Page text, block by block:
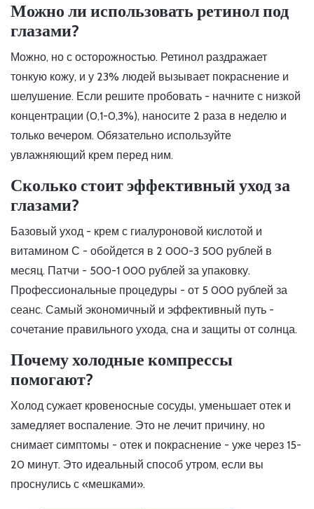
Можно ли использовать ретинол под
глазами?
Можно, но с осторожностью. Ретинол раздражает
тонкую кожу, и у 23% людей вызывает покраснение и
шелушение. Если решите пробовать - начните с низкой
концентрации (0,1-0,3%), наносите 2 раза в неделю и
только вечером. Обязательно используйте
увлажняющий крем перед ним.
Сколько стоит эффективный уход за
глазами?
Базовый уход - крем с гиалуроновой кислотой и
витамином С - обойдется в 2 000-3 500 рублей в
месяц. Патчи - 500-1 000 рублей за упаковку.
Профессиональные процедуры - от 5 000 рублей за
сеанс. Самый экономичный и эффективный путь -
сочетание правильного ухода, сна и защиты от солнца.
Почему холодные компрессы
помогают?
Холод сужает кровеносные сосуды, уменьшает отек и
замедляет воспаление. Это не лечит причину, но
снимает симптомы - отек и покраснение - уже через 15-
20 минут. Это идеальный способ утром, если вы
проснулись с «мешками».